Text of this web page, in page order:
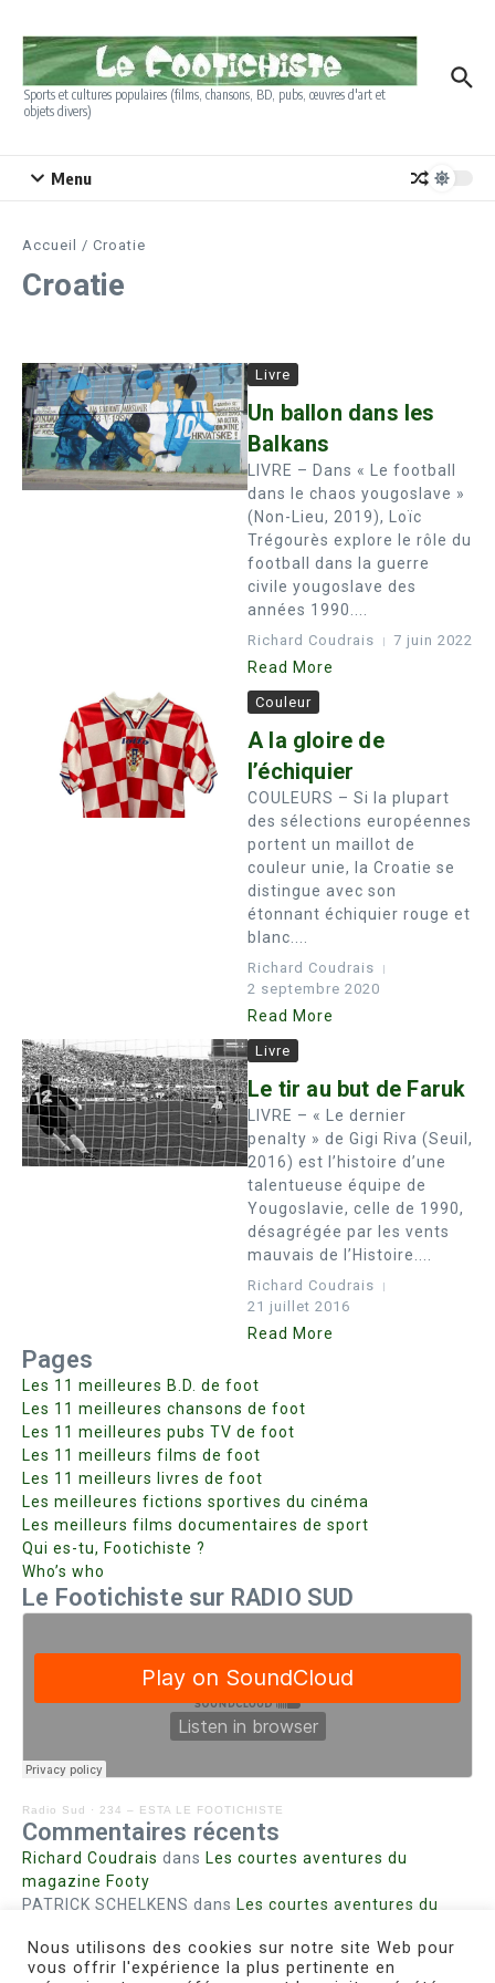
Sports et cultures populaires (films, chansons, BD, pubs, œuvres d'art et
objets divers)
Menu
Accueil / Croatie
Croatie
Livre
Un ballon dans les
Balkans
LIVRE – Dans « Le football
dans le chaos yougoslave »
(Non-Lieu, 2019), Loïc
Trégourès explore le rôle du
football dans la guerre
civile yougoslave des
années 1990....
Richard Coudrais 7 juin 2022
Read More
Couleur
A la gloire de
l’échiquier
COULEURS – Si la plupart
des sélections européennes
portent un maillot de
couleur unie, la Croatie se
distingue avec son
étonnant échiquier rouge et
blanc....
Richard Coudrais
2 septembre 2020
Read More
Livre
Le tir au but de Faruk
LIVRE – « Le dernier
penalty » de Gigi Riva (Seuil,
2016) est l’histoire d’une
talentueuse équipe de
Yougoslavie, celle de 1990,
désagrégée par les vents
mauvais de l’Histoire....
Richard Coudrais
21 juillet 2016
Read More
Pages
Les 11 meilleures B.D. de foot
Les 11 meilleures chansons de foot
Les 11 meilleures pubs TV de foot
Les 11 meilleurs films de foot
Les 11 meilleurs livres de foot
Les meilleures fictions sportives du cinéma
Les meilleurs films documentaires de sport
Qui es-tu, Footichiste ?
Who’s who
Le Footichiste sur RADIO SUD
Radio Sud · 234 – ESTA LE FOOTICHISTE
Commentaires récents
Richard Coudrais dans Les courtes aventures du
magazine Footy
PATRICK SCHELKENS dans Les courtes aventures du
Bohn fabiennedans Intrigues sanglantes à Mulhouse
Steph. RUTA dansLust for Nice
Nous utilisons des cookies sur notre site Web pour
vous offrir l'expérience la plus pertinente en